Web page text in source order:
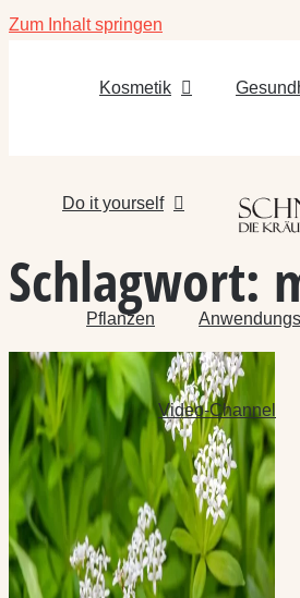
Zum Inhalt springen
Kosmetik
Do it yourself
Pflanzen
Video-Channel
Schlagwort: